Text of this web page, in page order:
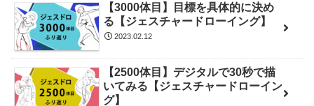
【3000体目】目標を具体的に決め
る【ジェスチャードローイング】
2023.02.12
【2500体目】デジタルで30秒で描
いてみる【ジェスチャードローイン
グ】